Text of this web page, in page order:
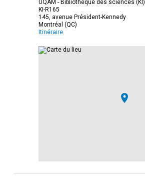
UQAM - Bibliothèque des sciences (KI)
KI-R165
145, avenue Président-Kennedy
Montréal (QC)
Itinéraire